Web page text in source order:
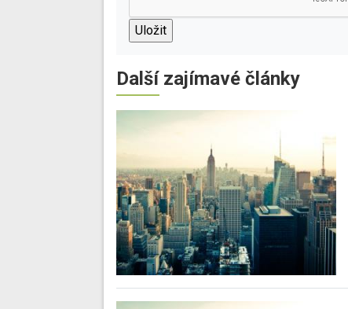
Další zajímavé články